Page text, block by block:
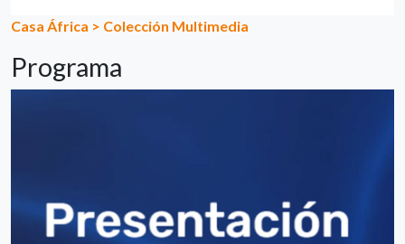
Casa África > Colección Multimedia
Programa